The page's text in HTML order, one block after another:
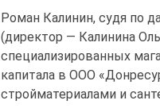
Роман Калинин, судя по
(директор — Калинина
специализированных
капитала в ООО
стройматериалами и